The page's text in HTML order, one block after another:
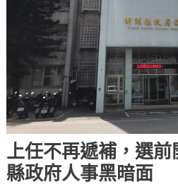
上任不再遞補，選前
縣政府人事黑暗面